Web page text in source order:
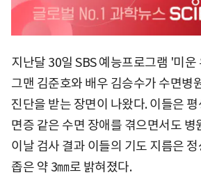
지난달 30일 SBS 예능프로그램 '미운
그맨 김준호와 배우 김승수가 수면병
진단을 받는 장면이 나왔다. 이들은
면증 같은 수면 장애를 겪으면서도 병
이날 검사 결과 이들의 기도 지름은
좁은 약 3㎜로 밝혀졌다.